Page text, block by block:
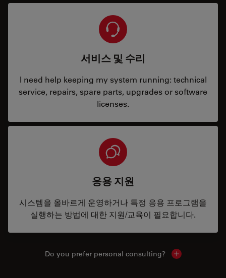
서비스 및 수리
I need help keeping my system running: technical
service, repairs, spare parts, upgrades or software
licenses.
응용 지원
시스템을 올바르게 운영하거나 특정 응용 프로그램을
실행하는 방법에 대한 지원/교육이 필요합니다.
Do you prefer personal consulting? Show local